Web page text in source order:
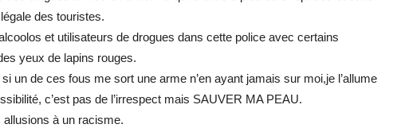
des touristes.
et utilisateurs de drogues dans cette police avec certains
yeux de lapins rouges.
un de ces fous me sort une arme n’en ayant jamais sur moi,je l’allume
c’est pas de l’irrespect mais SAUVER MA PEAU.
à un racisme.